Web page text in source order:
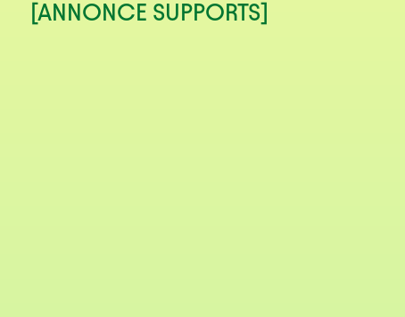
[ANNONCE SUPPORTS]